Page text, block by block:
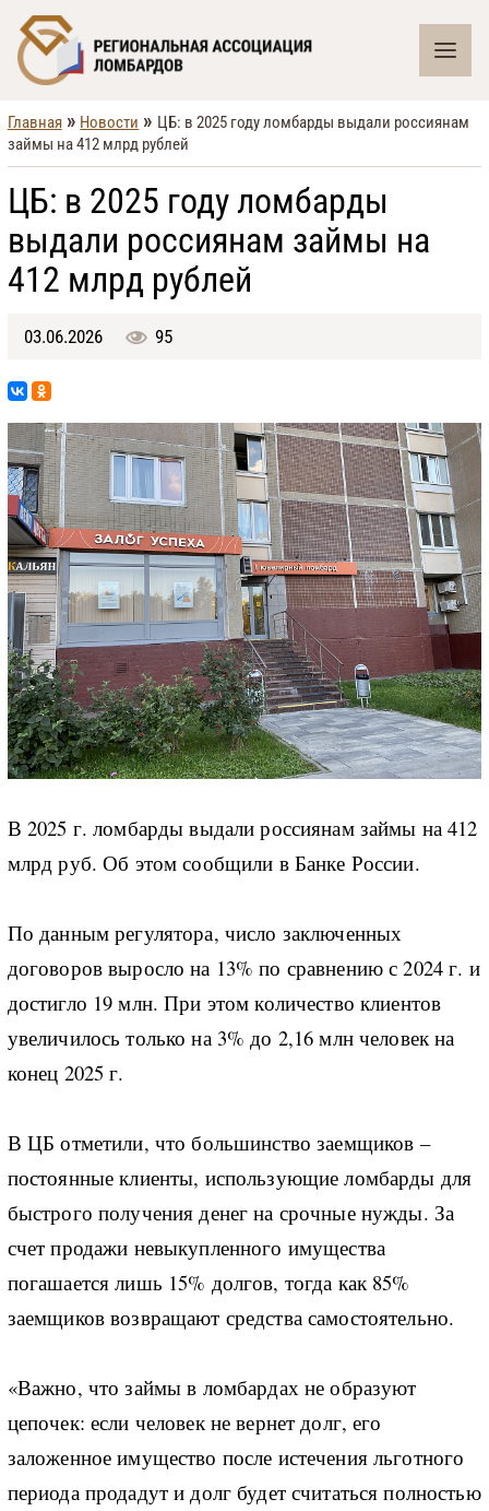
Главная » Новости » ЦБ: в 2025 году ломбарды выдали россиянам
займы на 412 млрд рублей
ЦБ: в 2025 году ломбарды
выдали россиянам займы на
412 млрд рублей
03.06.2026 95
В 2025 г. ломбарды выдали россиянам займы на 412
млрд руб. Об этом сообщили в Банке России.
По данным регулятора, число заключенных
договоров выросло на 13% по сравнению с 2024 г. и
достигло 19 млн. При этом количество клиентов
увеличилось только на 3% до 2,16 млн человек на
конец 2025 г.
В ЦБ отметили, что большинство заемщиков –
постоянные клиенты, использующие ломбарды для
быстрого получения денег на срочные нужды. За
счет продажи невыкупленного имущества
погашается лишь 15% долгов, тогда как 85%
заемщиков возвращают средства самостоятельно.
«Важно, что займы в ломбардах не образуют
цепочек: если человек не вернет долг, его
заложенное имущество после истечения льготного
периода продадут и долг будет считаться полностью